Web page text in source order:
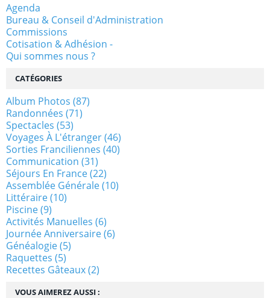
VOUS AIMEREZ AUSSI :
Agenda
Bureau & Conseil d'Administration
Commissions
Cotisation & Adhésion -
Qui sommes nous ?
CATÉGORIES
Album Photos (87)
Randonnées (71)
Spectacles (53)
Voyages À L'étranger(46)
Sorties Franciliennes (40)
Communication (31)
Séjours En France(22)
Assemblée Générale(10)
Littéraire(10)
Piscine(9)
Activités Manuelles (6)
Journée Anniversaire(6)
Généalogie(5)
Raquettes (5)
Recettes Gâteaux(2)